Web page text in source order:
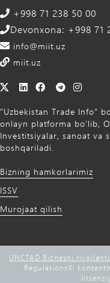
+998 71 238 50 00
Devonxona: +998 71
info@miit.uz
miit.uz
“Uzbekistan Trade Info”
onlayn platforma bo‘lib,
Investitsiyalar, sanoat va
boshqariladi.
Bizning hamkorlarimiz
ISSV
Murojaat qilish
UNCTAD Biznesni
Regulations©️